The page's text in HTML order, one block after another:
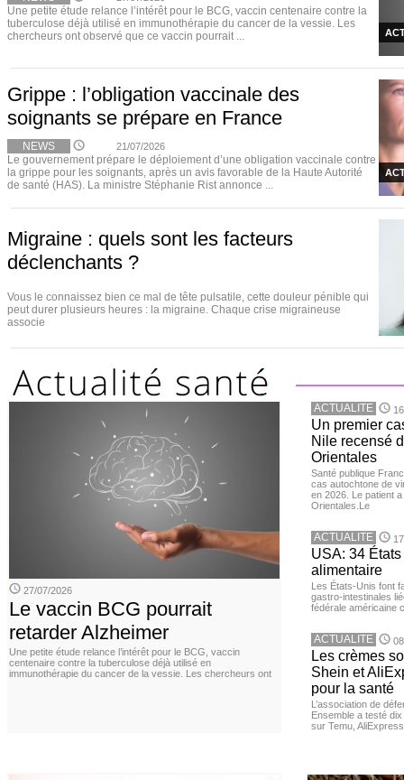
Une petite étude relance l’intérêt pour le BCG, vaccin centenaire contre la
tuberculose déjà utilisé en immunothérapie du cancer de la vessie. Les
chercheurs ont observé que ce vaccin pourrait ...
Grippe : l’obligation vaccinale des
soignants se prépare en France
NEWS 21/07/2026
Le gouvernement prépare le déploiement d’une obligation vaccinale contre
la grippe pour les soignants, après un avis favorable de la Haute Autorité
de santé (HAS). La ministre Stéphanie Rist annonce ...
Migraine : quels sont les facteurs
déclenchants ?
Vous le connaissez bien ce mal de tête pulsatile, cette douleur pénible qui
peut durer plusieurs heures : la migraine. Chaque crise migraineuse
associe
27/07/2026
Le vaccin BCG pourrait
retarder Alzheimer
Une petite étude relance l’intérêt pour le BCG, vaccin
centenaire contre la tuberculose déjà utilisé en
immunothérapie du cancer de la vessie. Les chercheurs ont
ACTUALITE
Un premier
Nile recensé
Orientales
Santé publique
cas autochtone de
en 2026. Le patient
Orientales.Le
ACTUALITE
USA: 34
alimentaire
Les États-Unis font
gastro-intestinales
fédérale américaine
ACTUALITE
Les crèmes
Shein et
pour la santé
L’association de
Ensemble a testé
sur Temu,